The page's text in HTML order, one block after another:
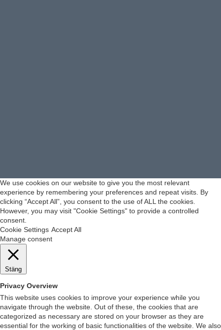
We use cookies on our website to give you the most relevant
experience by remembering your preferences and repeat visits. By
clicking “Accept All”, you consent to the use of ALL the cookies.
However, you may visit "Cookie Settings" to provide a controlled
consent.
Cookie Settings Accept All
Manage consent
Stäng
Privacy Overview
This website uses cookies to improve your experience while you
navigate through the website. Out of these, the cookies that are
categorized as necessary are stored on your browser as they are
essential for the working of basic functionalities of the website. We also